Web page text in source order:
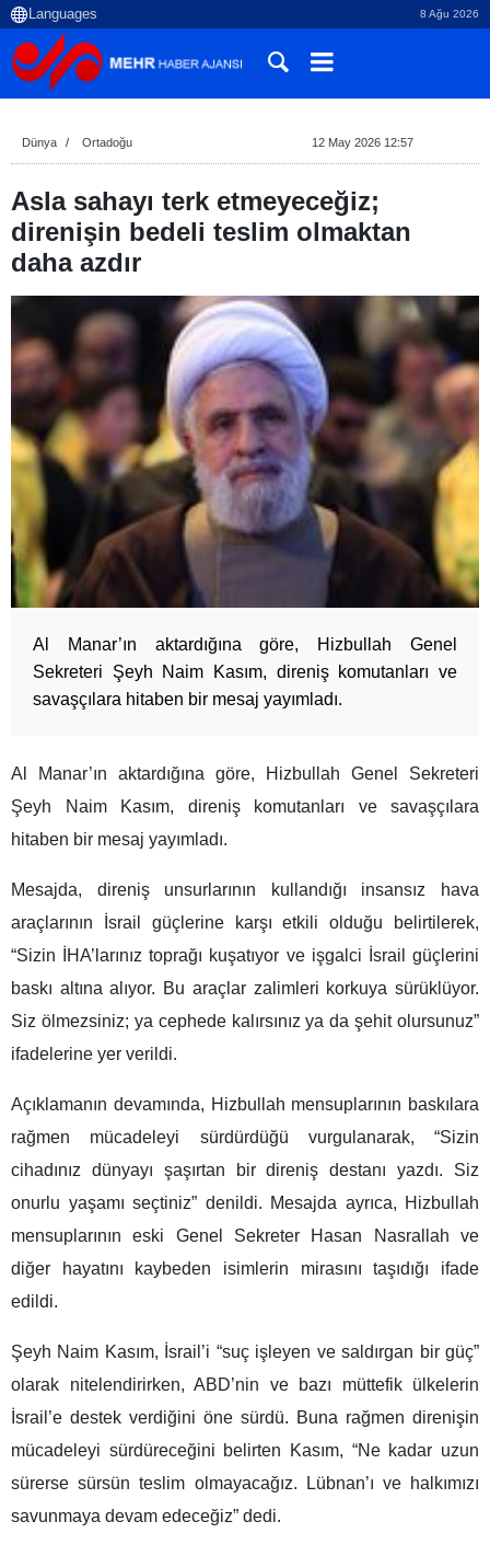
8 Ağu 2026
Dünya Ortadoğu 12 May 2026 12:57
Asla sahayı terk etmeyeceğiz;
direnişin bedeli teslim olmaktan
daha azdır
Al Manar’ın aktardığına göre, Hizbullah Genel
Sekreteri Şeyh Naim Kasım, direniş komutanları ve
savaşçılara hitaben bir mesaj yayımladı.
Al Manar’ın aktardığına göre, Hizbullah Genel Sekreteri
Şeyh Naim Kasım, direniş komutanları ve savaşçılara
hitaben bir mesaj yayımladı.
Mesajda, direniş unsurlarının kullandığı insansız hava
araçlarının İsrail güçlerine karşı etkili olduğu belirtilerek,
“Sizin İHA’larınız toprağı kuşatıyor ve işgalci İsrail güçlerini
baskı altına alıyor. Bu araçlar zalimleri korkuya sürüklüyor.
Siz ölmezsiniz; ya cephede kalırsınız ya da şehit olursunuz”
ifadelerine yer verildi.
Açıklamanın devamında, Hizbullah mensuplarının baskılara
rağmen mücadeleyi sürdürdüğü vurgulanarak, “Sizin
cihadınız dünyayı şaşırtan bir direniş destanı yazdı. Siz
onurlu yaşamı seçtiniz” denildi. Mesajda ayrıca, Hizbullah
mensuplarının eski Genel Sekreter Hasan Nasrallah ve
diğer hayatını kaybeden isimlerin mirasını taşıdığı ifade
edildi.
Şeyh Naim Kasım, İsrail’i “suç işleyen ve saldırgan bir güç”
olarak nitelendirirken, ABD’nin ve bazı müttefik ülkelerin
İsrail’e destek verdiğini öne sürdü. Buna rağmen direnişin
mücadeleyi sürdüreceğini belirten Kasım, “Ne kadar uzun
sürerse sürsün teslim olmayacağız. Lübnan’ı ve halkımızı
savunmaya devam edeceğiz” dedi.